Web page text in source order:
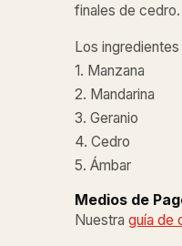
finales de cedro.
Los
1. Manzana
2. Mandarina
3. Geranio
4. Cedro
5. Ámbar
Medios de
Nuestra guía de